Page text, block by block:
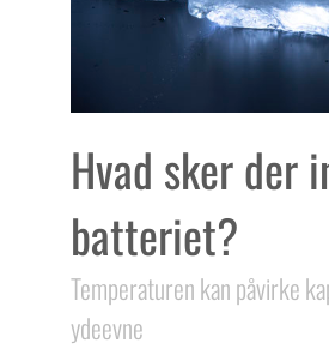
Hvad sker der
batteriet?
Temperaturen kan påvirke
ydeevne